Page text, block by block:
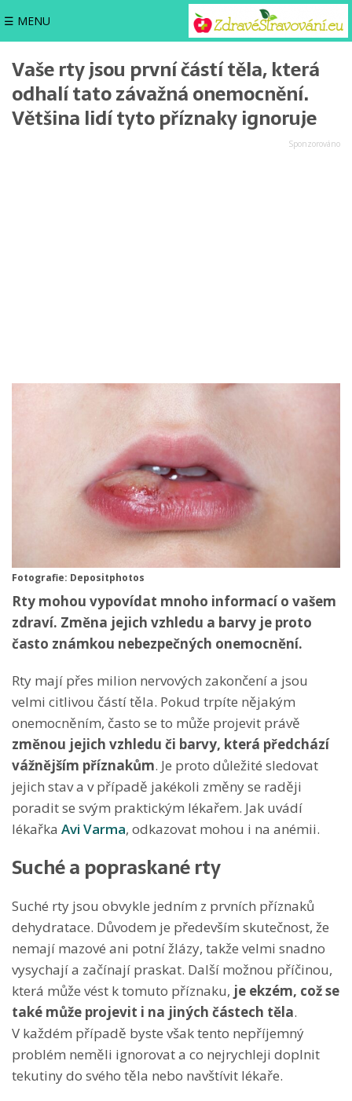
☰ MENU
Vaše rty jsou první částí těla, která
odhalí tato závažná onemocnění.
Většina lidí tyto příznaky ignoruje
Fotografie: Depositphotos
Rty mohou vypovídat mnoho informací o vašem
zdraví. Změna jejich vzhledu a barvy je proto
často známkou nebezpečných onemocnění.
Rty mají přes milion nervových zakončení a jsou
velmi citlivou částí těla. Pokud trpíte nějakým
onemocněním, často se to může projevit právě
změnou jejich vzhledu či barvy, která předchází
vážnějším příznakům. Je proto důležité sledovat
jejich stav a v případě jakékoli změny se raději
poradit se svým praktickým lékařem. Jak uvádí
lékařka Avi Varma, odkazovat mohou i na anémii.
Suché a popraskané rty
Suché rty jsou obvykle jedním z prvních příznaků
dehydratace. Důvodem je především skutečnost, že
nemají mazové ani potní žlázy, takže velmi snadno
vysychají a začínají praskat. Další možnou příčinou,
která může vést k tomuto příznaku, je ekzém, což se
také může projevit i na jiných částech těla.
V každém případě byste však tento nepříjemný
problém neměli ignorovat a co nejrychleji doplnit
tekutiny do svého těla nebo navštívit lékaře.